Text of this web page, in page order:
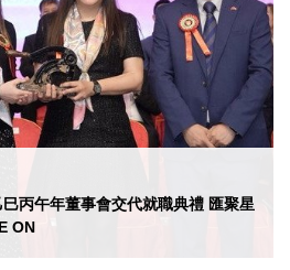
丙午年董事會交代就職典禮 匯聚星
ON